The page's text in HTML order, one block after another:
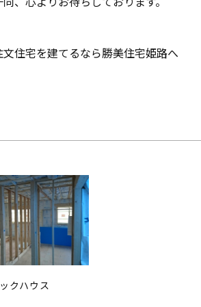
住宅を建てるなら勝美住宅姫路へ
クハウス